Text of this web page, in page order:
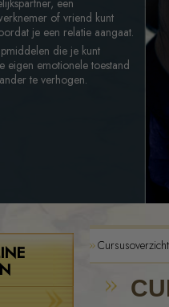
een
of vriend kunt
je een relatie aangaat.
die je kunt
eigen emotionele toestand
te verhogen.
Cursusoverzicht